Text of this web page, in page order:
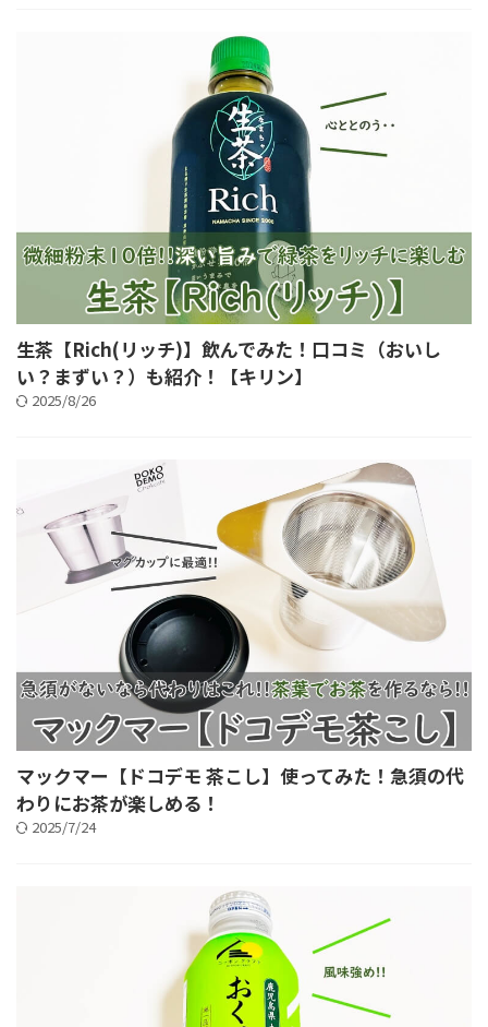
生茶【Rich(リッチ)】飲んでみた！口コミ（おいし
い？まずい？）も紹介！【キリン】
2025/8/26
マックマー【ドコデモ 茶こし】使ってみた！急須の代
わりにお茶が楽しめる！
2025/7/24